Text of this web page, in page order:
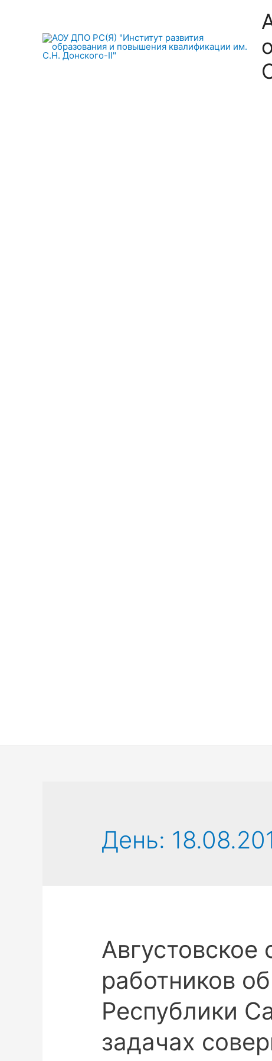
День:
работников
Республики
задачах